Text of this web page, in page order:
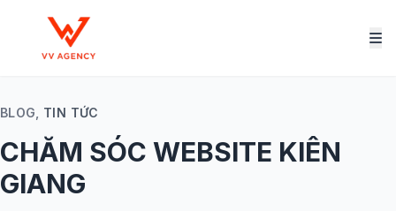
BLOG, TIN TỨC
CHĂM SÓC WEBSITE KIÊN
GIANG